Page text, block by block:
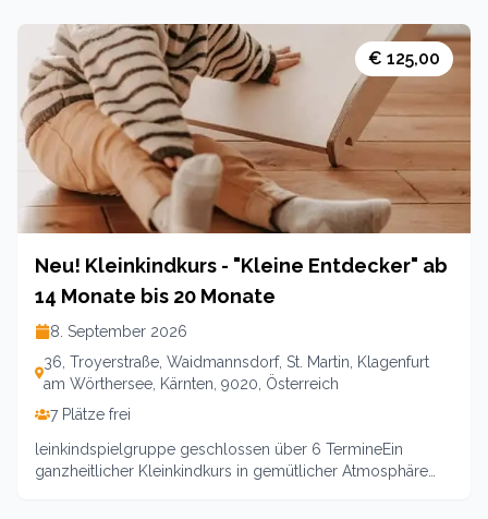
ZentrumLeitung: Carina Ehrlich1500 - 1630 UhrOrt:
Klagenfurt a. Ws., Eltern-Kind-Zentrum,Troyerstraße
36Kosten: 15,-- (17-- für Nichtmitglieder)Anmeldung
erforderlich
€ 125,00
Neu! Kleinkindkurs - "Kleine Entdecker" ab
14 Monate bis 20 Monate
8. September 2026
36, Troyerstraße, Waidmannsdorf, St. Martin, Klagenfurt
am Wörthersee, Kärnten, 9020, Österreich
7 Plätze frei
leinkindspielgruppe geschlossen über 6 TermineEin
ganzheitlicher Kleinkindkurs in gemütlicher Atmosphäre